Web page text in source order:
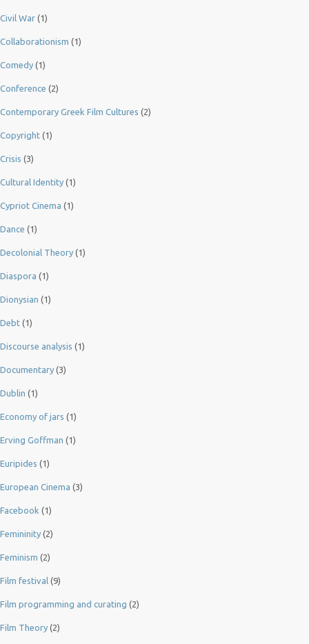
Civil War (1)
Collaborationism (1)
Comedy (1)
Conference (2)
Contemporary Greek Film Cultures (2)
Copyright (1)
Crisis (3)
Cultural Identity (1)
Cypriot Cinema (1)
Dance (1)
Decolonial Theory (1)
Diaspora (1)
Dionysian (1)
Debt (1)
Discourse analysis (1)
Documentary (3)
Dublin (1)
Economy of jars (1)
Erving Goffman (1)
Euripides (1)
European Cinema (3)
Facebook (1)
Femininity (2)
Feminism (2)
Film festival (9)
Film programming and curating (2)
Film Theory (2)